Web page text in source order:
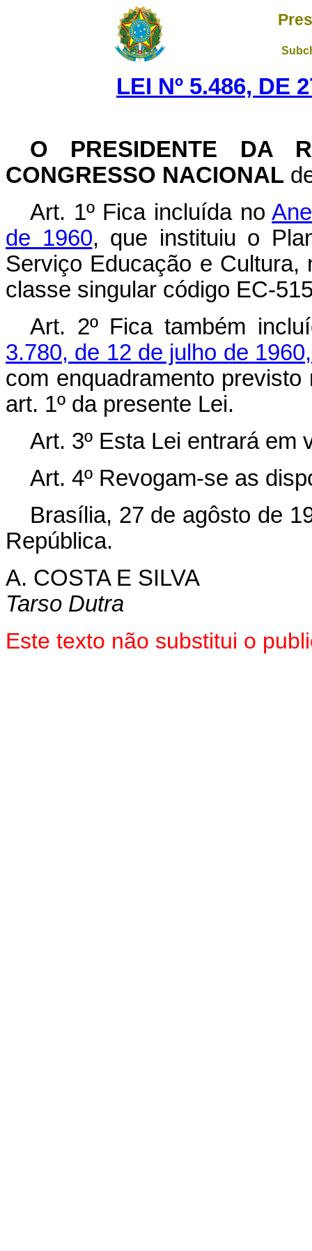
LEI Nº 5.486, DE
O PRESIDENTE DA
CONGRESSO NACIONAL
Art. 1º Fica incluída no
de 1960, que instituiu o
Serviço Educação e Cultura,
classe singular código EC-
Art. 2º Fica também
3.780, de 12 de julho de
com enquadramento
art. 1º da presente Lei.
Art. 3º Esta Lei entrará em
Art. 4º Revogam-se as
Brasília, 27 de agôsto de
República.
A. COSTA E SILVA
Tarso Dutra
Este texto não substitui o